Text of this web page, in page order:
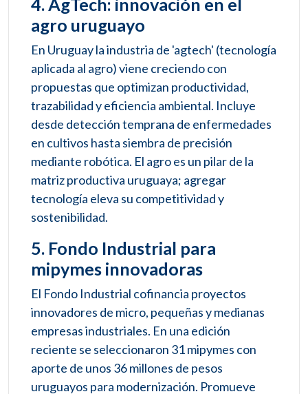
agro uruguayo
En Uruguay la industria de 'agtech' (tecnología
aplicada al agro) viene creciendo con
propuestas que optimizan productividad,
trazabilidad y eficiencia ambiental. Incluye
desde detección temprana de enfermedades
en cultivos hasta siembra de precisión
mediante robótica. El agro es un pilar de la
matriz productiva uruguaya; agregar
tecnología eleva su competitividad y
sostenibilidad.
5. Fondo Industrial para
mipymes innovadoras
El Fondo Industrial cofinancia proyectos
innovadores de micro, pequeñas y medianas
empresas industriales. En una edición
reciente se seleccionaron 31 mipymes con
aporte de unos 36 millones de pesos
uruguayos para modernización. Promueve